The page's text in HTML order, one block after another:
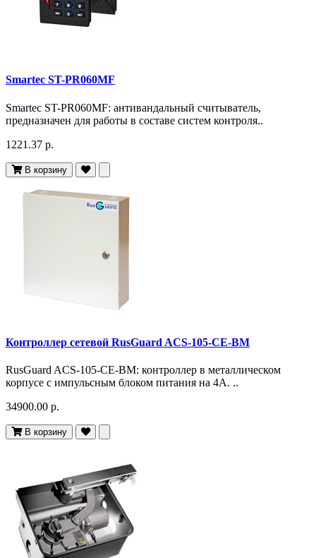
Smartec ST-PR060MF
Smartec ST-PR060MF: антивандальный считыватель,
предназначен для работы в составе систем контроля..
1221.37 р.
В корзину
Контроллер сетевой RusGuard ACS-105-CE-BM
RusGuard ACS-105-CE-BM: контроллер в металлическом
корпусе с импульсным блоком питания на 4А. ..
34900.00 р.
В корзину